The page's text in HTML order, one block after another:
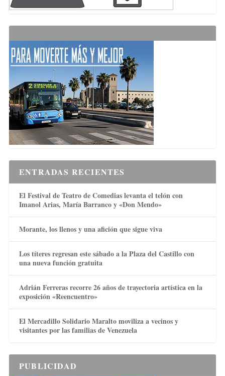
ENTRADAS RECIENTES
El Festival de Teatro de Comedias levanta el telón con
Imanol Arias, María Barranco y «Don Mendo»
Morante, los llenos y una afición que sigue viva
Los títeres regresan este sábado a la Plaza del Castillo con
una nueva función gratuita
Adrián Ferreras recorre 26 años de trayectoria artística en la
exposición «Reencuentro»
El Mercadillo Solidario Maralto moviliza a vecinos y
visitantes por las familias de Venezuela
PUBLICIDAD